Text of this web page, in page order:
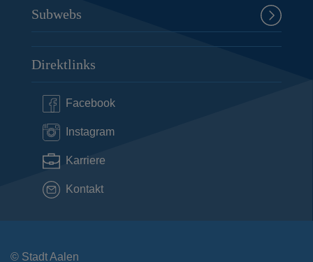
Subwebs
Direktlinks
Facebook
Instagram
Karriere
Kontakt
© Stadt Aalen